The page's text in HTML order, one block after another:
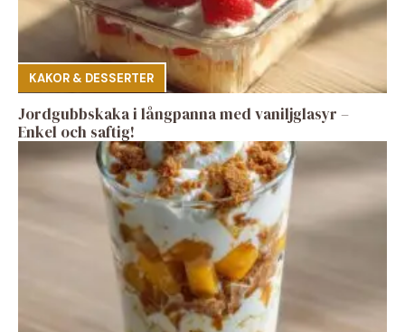
KAKOR & DESSERTER
Jordgubbskaka i långpanna med vaniljglasyr –
Enkel och saftig!